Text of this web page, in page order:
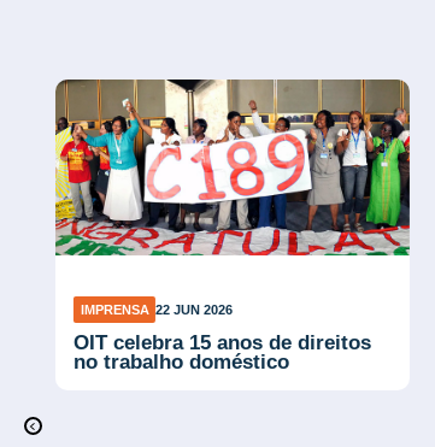
IMPRENSA 22 JUN 2026
OIT celebra 15 anos de direitos
no trabalho doméstico